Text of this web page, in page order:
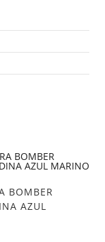
BOMBER
AZUL